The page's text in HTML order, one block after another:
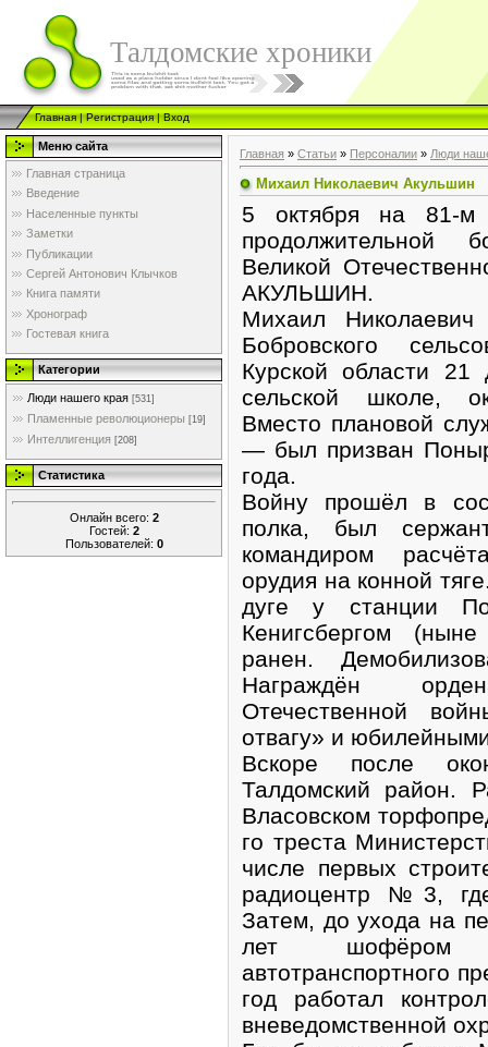
Талдомские хроники
Главная|Регистрация|Вход
Меню сайта
Главная страница
Введение
Населенные пункты
Заметки
Публикации
Сергей Антонович Клычков
Книга памяти
Хронограф
Гостевая книга
Категории
Люди нашего края [531]
Пламенные революционеры [19]
Интеллигенция [208]
Статистика
Онлайн всего: 2
Гостей: 2
Пользователей: 0
Главная » Статьи » Персоналии » Люди
Михаил Николаевич Акульшин
5 октября на 81-м
продолжительной
Великой
АКУЛЬШИН.
Михаил
Бобровского
Курской области
сельской школе,
Вместо плановой
— был призван
года.
Войну прошёл в
полка, был
командиром
орудия на конной
дуге у станции
Кенигсбергом
ранен.
Награждён
Отечественной
отвагу» и
Вскоре после
Талдомский район.
Власовском
го треста
числе первых
радиоцентр №3,
Затем, до ухода на
лет шофёром
автотранспортного
год работал
вневедомственной